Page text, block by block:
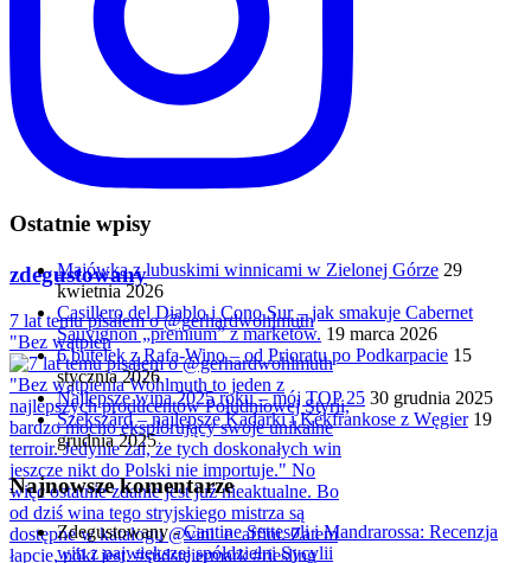
zdegustowany
7 lat temu pisałem o @gerhardwohlmuth
"Bez wątpien
Ostatnie wpisy
Majówka z lubuskimi winnicami w Zielonej Górze 29
kwietnia 2026
Casillero del Diablo i Cono Sur – jak smakuje Cabernet
Sauvignon „premium” z marketów. 19 marca 2026
6 butelek z Rafa-Wino – od Prioratu po Podkarpacie 15
stycznia 2026
Najlepsze wina 2025 roku – mój TOP 25 30 grudnia 2025
Szekszárd – najlepsze Kadarki i Kékfrankose z Węgier 19
grudnia 2025
Najnowsze komentarze
Zdegustowany-Cantine Settesoli i Mandrarossa: Recenzja
win z największej spółdzielni Sycylii